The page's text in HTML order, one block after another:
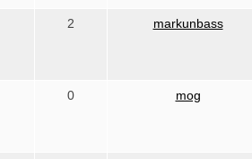
2 markunbass
0 mog